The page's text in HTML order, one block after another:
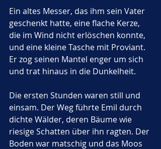
Ein altes Messer, das ihm sein Vater
geschenkt hatte, eine flache Kerze,
die im Wind nicht erlöschen konnte,
und eine kleine Tasche mit Proviant.
Er zog seinen Mantel enger um sich
und trat hinaus in die Dunkelheit.
Die ersten Stunden waren still und
einsam. Der Weg führte Emil durch
dichte Wälder, deren Bäume wie
riesige Schatten über ihn ragten. Der
Boden war matschig und das Moos